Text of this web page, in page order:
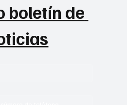
boletín de